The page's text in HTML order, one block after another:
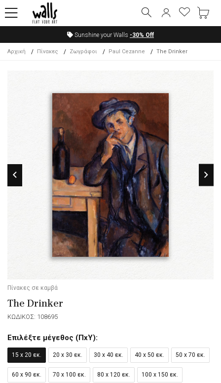
Sunshine your Walls -30% Off
Αρχική Πίνακες Ζωγράφοι Paul Cezanne The Drinker
Πίνακες σε καμβά
The Drinker
ΚΩΔΙΚΟΣ: 108695
Επιλέξτε μέγεθος (ΠxΥ):
15 x 20 εκ. 20 x 30 εκ. 30 x 40 εκ. 40 x 50 εκ. 50 x 70 εκ.
60 x 90 εκ. 70 x 100 εκ. 80 x 120 εκ. 100 x 150 εκ.